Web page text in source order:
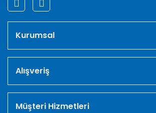
Kurumsal
Alışveriş
Müşteri Hizmetleri